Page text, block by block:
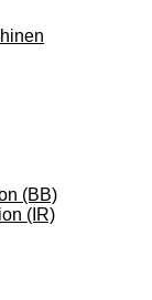
(BB)
(IR)